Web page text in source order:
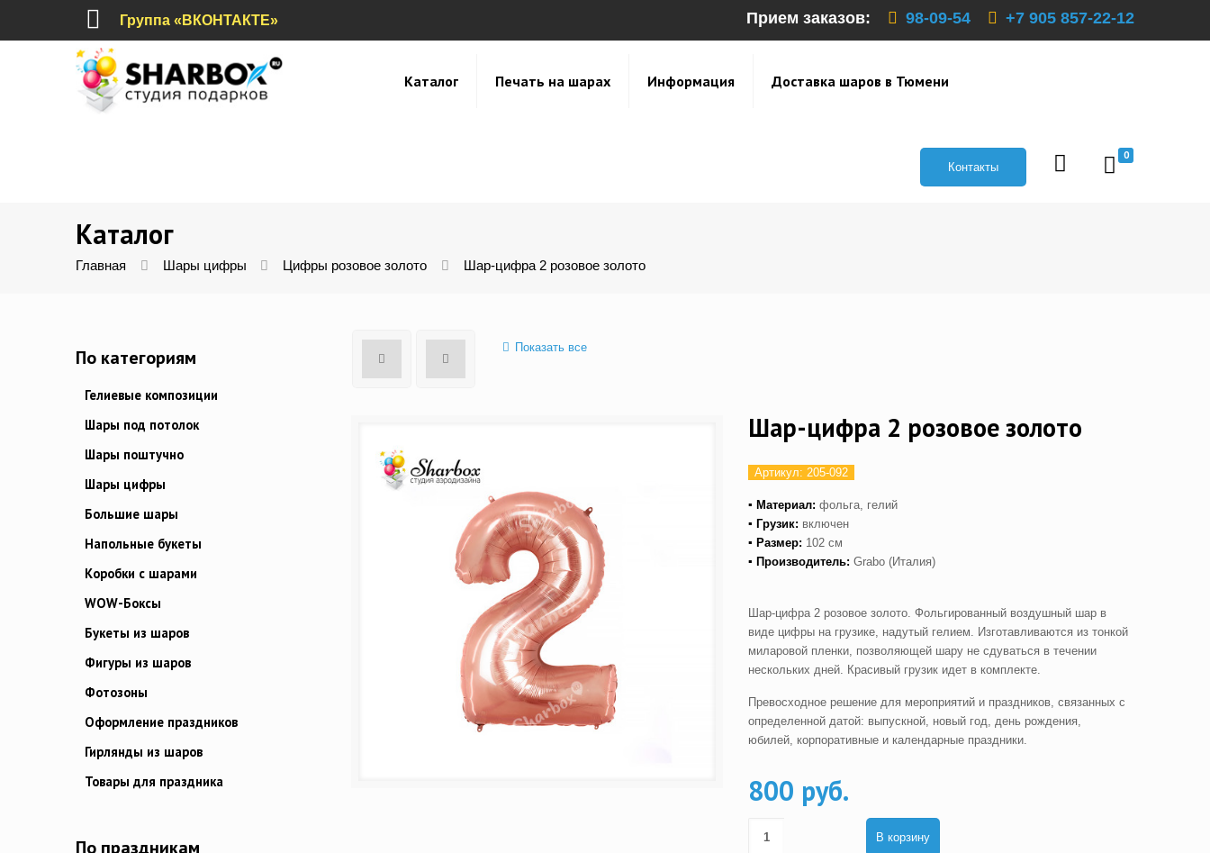
Прием заказов: 98-09-54 +7 905 857-22-12
Группа «ВКОНТАКТЕ»
Каталог Печать на шарах Информация Доставка шаров в Тюмени
0
Контакты
Каталог
Главная Шары цифры Цифры розовое золото Шар-цифра 2 розовое золото
Показать все
Шар-цифра 2 розовое золото
Артикул: 205-092
▪ Материал: фольга, гелий
▪ Грузик: включен
▪ Размер: 102 см
▪ Производитель: Grabo (Италия)
Шар-цифра 2 розовое золото. Фольгированный воздушный шар в
виде цифры на грузике, надутый гелием. Изготавливаются из тонкой
миларовой пленки, позволяющей шару не сдуваться в течении
нескольких дней. Красивый грузик идет в комплекте.
Превосходное решение для мероприятий и праздников, связанных с
определенной датой: выпускной, новый год, день рождения,
юбилей, корпоративные и календарные праздники.
800 руб.
В корзину
По категориям
Гелиевые композиции
Шары под потолок
Шары поштучно
Шары цифры
Большие шары
Напольные букеты
Коробки с шарами
WOW-Боксы
Букеты из шаров
Фигуры из шаров
Фотозоны
Оформление праздников
Гирлянды из шаров
Товары для праздника
По праздникам